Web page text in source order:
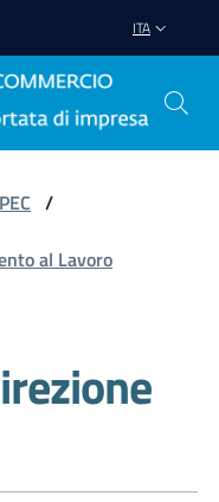
ITA
/
al Lavoro